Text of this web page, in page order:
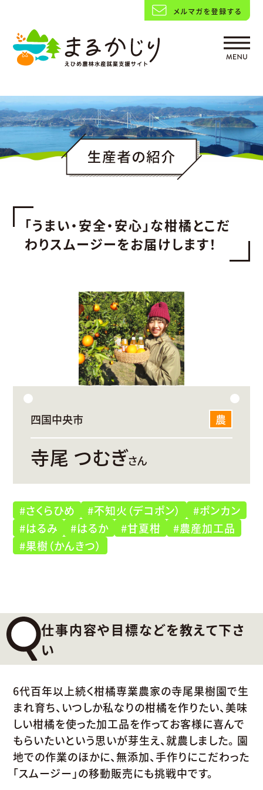
「うまい・安全・安心」な柑橘とこだ
わりスムージーをお届けします！
四国中央市 農
寺尾 つむぎさん
#さくらひめ #不知火（デコポン）
#ポンカン
#はるみ
#はるか #甘夏柑
#農産加工品
#果樹（かんきつ）
仕事内容や目標などを教えて下さ
い
6代百年以上続く柑橘専業農家の寺尾果樹園で生
まれ育ち、いつしか私なりの柑橘を作りたい、美味
しい柑橘を使った加工品を作ってお客様に喜んで
もらいたいという思いが芽生え、就農しました。 園
地での作業のほかに、無添加、手作りにこだわった
「スムージー」の移動販売にも挑戦中です。